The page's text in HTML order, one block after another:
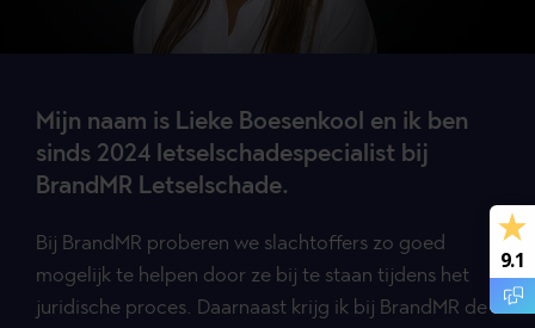
Mijn naam is Lieke Boesenkool en ik ben
sinds 2024 letselschadespecialist bij
BrandMR Letselschade.
Bij BrandMR proberen we slachtoffers zo goed
mogelijk te helpen door ze bij te staan tijdens het
juridische proces. Daarnaast krijg ik bij BrandMR de
9.1